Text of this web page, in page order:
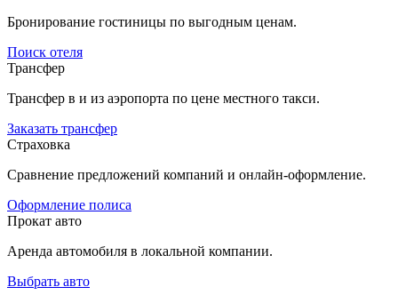
Бронирование гостиницы по выгодным ценам.
Поиск отеля
Трансфер
Трансфер в и из аэропорта по цене местного такси.
Заказать трансфер
Страховка
Сравнение предложений компаний и онлайн-оформление.
Оформление полиса
Прокат авто
Аренда автомобиля в локальной компании.
Выбрать авто